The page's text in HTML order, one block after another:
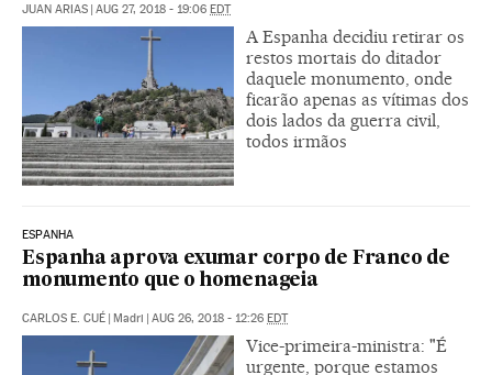
JUAN ARIAS | AUG 27, 2018 - 19:06 EDT
A Espanha decidiu retirar os
restos mortais do ditador
daquele monumento, onde
ficarão apenas as vítimas dos
dois lados da guerra civil,
todos irmãos
ESPANHA
Espanha aprova exumar corpo de Franco de
monumento que o homenageia
CARLOS E. CUÉ | Madri | AUG 26, 2018 - 12:26 EDT
Vice-primeira-ministra: "É
urgente, porque estamos